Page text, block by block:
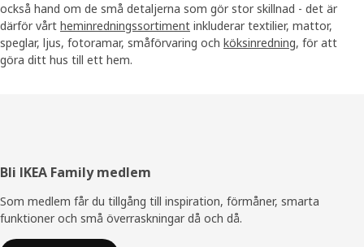
också hand om de små detaljerna som gör stor skillnad - det är
därför vårt heminredningssortiment inkluderar textilier, mattor,
speglar, ljus, fotoramar, småförvaring och köksinredning, för att
göra ditt hus till ett hem.
Sidfot
Bli IKEA Family medlem
Som medlem får du tillgång till inspiration, förmåner, smarta
funktioner och små överraskningar då och då.